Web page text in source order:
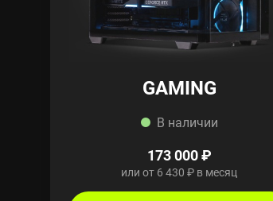
GAMING
В наличии
173 000 ₽
или от 6 430 ₽ в месяц